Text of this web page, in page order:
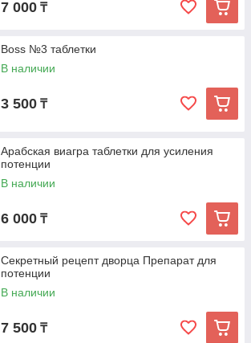
7 000 ₸
Boss №3 таблетки
В наличии
3 500 ₸
Арабская виагра таблетки для усиления
потенции
В наличии
6 000 ₸
Секретный рецепт дворца Препарат для
потенции
В наличии
7 500 ₸